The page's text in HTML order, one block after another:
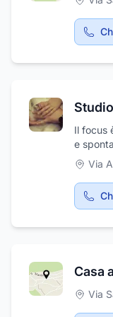
Il focus
e
Via
Via